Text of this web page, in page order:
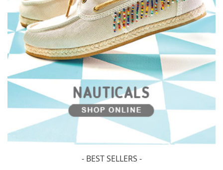
- BEST SELLERS -